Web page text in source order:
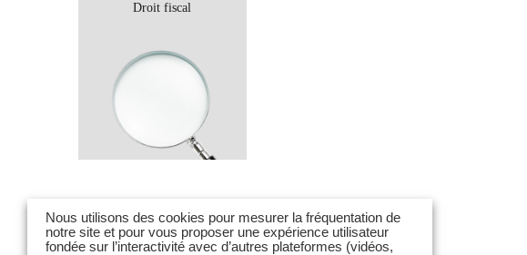
Droit fiscal
Nous utilisons des cookies pour mesurer la fréquentation de
notre site et pour vous proposer une expérience utilisateur
fondée sur l’interactivité avec d’autres plateformes (vidéos,